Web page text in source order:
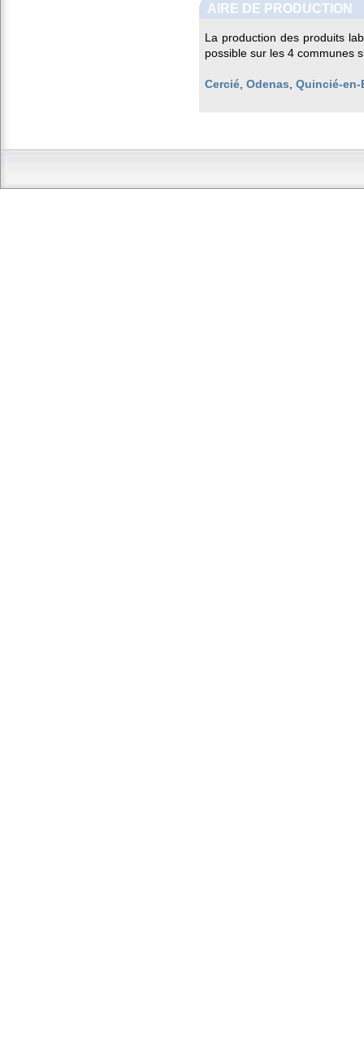
AIRE DE PRODUCTION
La production des produits
possible sur les 4 communes
Cercié Odenas Quincié-